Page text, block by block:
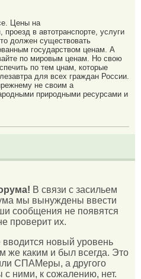
Цены на
в автотранспорте, услуги
должен существовать
государством ценам. А
по мировым ценам. Но свою
по тем цнам, которые
для всех граждан России.
не своим а
природными ресурсами и
В связи с засильем
мы вынуждены ввести
сообщения не появятся
проверит их.
вводится новый уровень
же каким и был всегда. Это
СПАМеры, а другого
с ними, к сожалению, нет.